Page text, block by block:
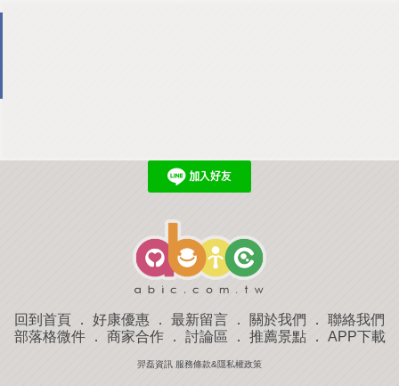
回到首頁 ． 好康優惠 ． 最新留言 ． 關於我們 ． 聯絡我們
部落格微件． 商家合作． 討論區 ． 推薦景點． APP下載
羿磊資訊 服務條款&隱私權政策